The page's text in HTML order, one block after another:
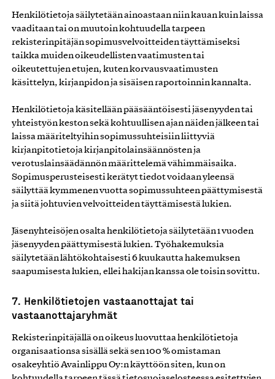
Henkilötietoja säilytetään ainoastaan niin kauan kuin laissa
vaaditaan tai on muutoin kohtuudella tarpeen
rekisterinpitäjän sopimusvelvoitteiden täyttämiseksi
taikka muiden oikeudellisten vaatimusten tai
oikeutettujen etujen, kuten korvausvaatimusten
käsittelyn, kirjanpidon ja sisäisen raportoinnin kannalta.
Henkilötietoja käsitellään pääsääntöisesti jäsenyyden tai
yhteistyön keston sekä kohtuullisen ajan näiden jälkeen tai
laissa määriteltyihin sopimussuhteisiin liittyviä
kirjanpitotietoja kirjanpitolainsäännösten ja
verotuslainsäädännön määrittelemä vähimmäisaika.
Sopimusperusteisesti kerätyt tiedot voidaan yleensä
säilyttää kymmenen vuotta sopimussuhteen päättymisestä
ja siitä johtuvien velvoitteiden täyttämisestä lukien.
Jäsenyhteisöjen osalta henkilötietoja säilytetään 1 vuoden
jäsenyyden päättymisestä lukien. Työhakemuksia
säilytetään lähtökohtaisesti 6 kuukautta hakemuksen
saapumisesta lukien, ellei hakijan kanssa ole toisin sovittu.
7. Henkilötietojen vastaanottajat tai
vastaanottajaryhmät
Rekisterinpitäjällä on oikeus luovuttaa henkilötietoja
organisaationsa sisällä sekä sen 100 % omistaman
osakeyhtiö Avainlippu Oy:n käyttöön siten, kun on